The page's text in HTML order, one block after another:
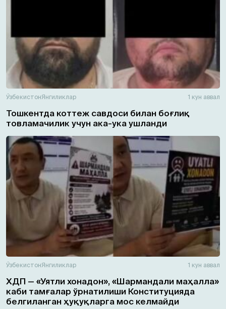
ЎзбекистонЯнгиликлар 1 кун аввал
Тошкентда коттеж савдоси билан боғлиқ
товламачилик учун ака-ука ушланди
ЎзбекистонЯнгиликлар 1 кун аввал
ХДП — «Уятли хонадон», «Шармандали маҳалла»
каби тамғалар ўрнатилиши Конституцияда
белгиланган ҳуқуқларга мос келмайди